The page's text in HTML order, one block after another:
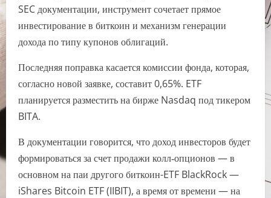
SEC документации, инструмент сочетает прямое
инвестирование в биткоин и механизм генерации
дохода по типу купонов облигаций.
Последняя поправка касается комиссии фонда, которая,
согласно новой заявке, составит 0,65%. ETF
планируется разместить на бирже Nasdaq под тикером
BITA.
В документации говорится, что доход инвесторов будет
формироваться за счет продажи колл‑опционов — в
основном на паи другого биткоин-ETF BlackRock —
iShares Bitcoin ETF (IIBIT), а время от времени — на